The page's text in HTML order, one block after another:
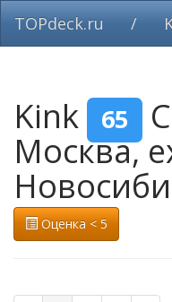
TOPdeck.ru /
Kink 65
Москва,
Оценка < 5